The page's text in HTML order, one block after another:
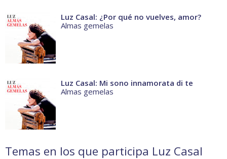
Luz Casal: ¿Por qué no vuelves, amor?
Almas gemelas
Luz Casal: Mi sono innamorata di te
Almas gemelas
Temas en los que participa Luz Casal